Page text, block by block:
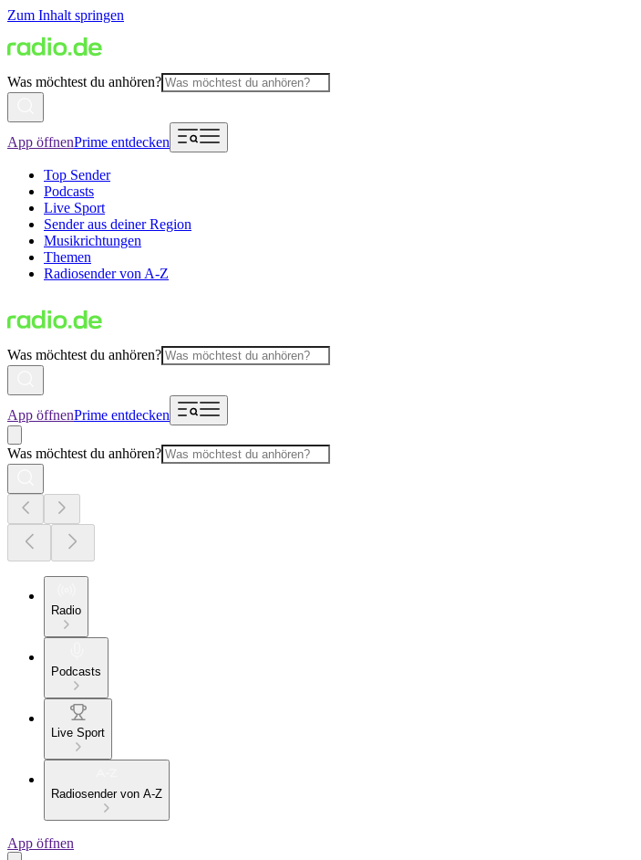
Zum Inhalt springen
Was möchtest du anhören?
App öffnenPrime entdecken
Top Sender
Podcasts
Live Sport
Sender aus deiner Region
Musikrichtungen
Themen
Radiosender von A-Z
Was möchtest du anhören?
App öffnenPrime entdecken
Was möchtest du anhören?
Radio
Podcasts
Live Sport
Radiosender von A-Z
App öffnen